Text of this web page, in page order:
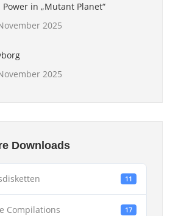
Power in „Mutant Planet“
2025
2025
Downloads
11
Compilations 17